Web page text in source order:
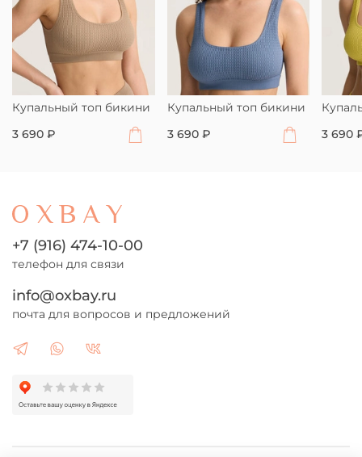
Купальный топ бикини
3 690 ₽
Купальный топ бикини
3 690 ₽
3 690
+7 (916) 474-10-00
телефон для связи
info@oxbay.ru
почта для вопросов и предложений